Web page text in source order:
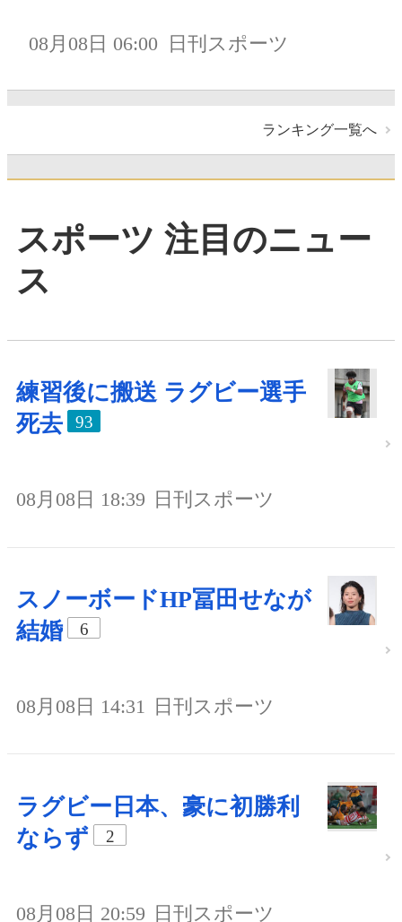
08月08日 06:00 日刊スポーツ
ランキング一覧へ
スポーツ 注目のニュー
ス
練習後に搬送 ラグビー選手
死去
93
08月08日 18:39 日刊スポーツ
スノーボードHP冨田せなが
結婚
6
08月08日 14:31 日刊スポーツ
ラグビー日本、豪に初勝利
ならず
2
08月08日 20:59 日刊スポーツ